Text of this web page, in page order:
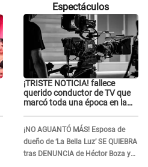
Espectáculos
¡TRISTE NOTICIA! fallece
querido conductor de TV que
marcó toda una época en la
repentino adiós
¡NO AGUANTÓ MÁS! Esposa de
dueño de ‘La Bella Luz’ SE QUIEBRA
tras DENUNCIA de Héctor Boza y